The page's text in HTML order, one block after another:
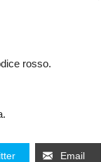
rosso.
Email